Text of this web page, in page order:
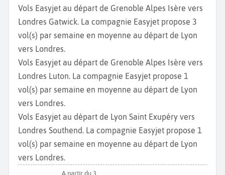
Vols Easyjet au départ de Grenoble Alpes Isère vers
Londres Gatwick. La compagnie Easyjet propose 3
vol(s) par semaine en moyenne au départ de Lyon
vers Londres.
Vols Easyjet au départ de Grenoble Alpes Isère vers
Londres Luton. La compagnie Easyjet propose 1
vol(s) par semaine en moyenne au départ de Lyon
vers Londres.
Vols Easyjet au départ de Lyon Saint Exupéry vers
Londres Southend. La compagnie Easyjet propose 1
vol(s) par semaine en moyenne au départ de Lyon
vers Londres.
A partir du 3